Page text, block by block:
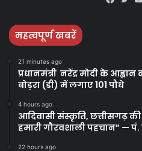
महत्वपूर्ण खबरें
21 minutes ago
प्रधानमंत्री नरेंद्र मोदी के
बोड़रा (डी) में लगाए 101 पौधे
4 hours ago
आदिवासी संस्कृति, छत्तीसगढ़
हमारी गौरवशाली पहचान” — पं.
22 hours ago